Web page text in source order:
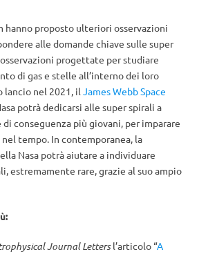
hanno proposto ulteriori osservazioni
alle domande chiave sulle super
progettate per studiare
di gas e stelle all’interno dei loro
lancio nel 2021, il James Webb Space
potrà dedicarsi alle super spirali a
conseguenza più giovani, per imparare
tempo. In contemporanea, la
Nasa potrà aiutare a individuare
estremamente rare, grazie al suo ampio
Journal Lettersl’articolo “A